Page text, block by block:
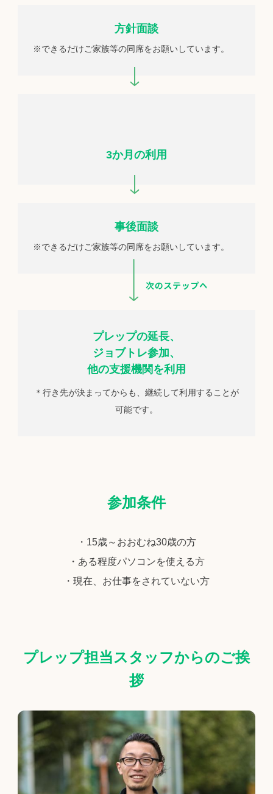
方針面談
※できるだけご家族等の同席をお願いしています。
3か月の利用
事後面談
※できるだけご家族等の同席をお願いしています。
プレップの延長、
ジョブトレ参加、
他の支援機関を利用
＊行き先が決まってからも、継続して利用することが
可能です。
参加条件
・15歳～おおむね30歳の方
・ある程度パソコンを使える方
・現在、お仕事をされていない方
プレップ担当スタッフからのご挨
拶